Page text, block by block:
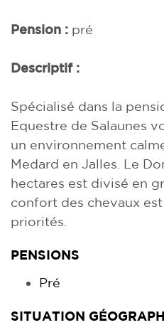
Pension : pré
Descriptif :
Spécialisé dans la
Equestre de Salaunes
un environnement
Medard en Jalles. Le
hectares est divisé en
confort des chevaux
priorités.
PENSIONS
Pré
SITUATION